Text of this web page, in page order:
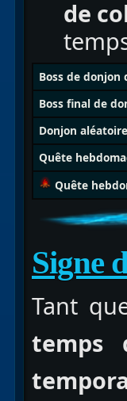
de
Boss de
Boss final de
Donjon
Quête
Quête
Signe
Tant
temps